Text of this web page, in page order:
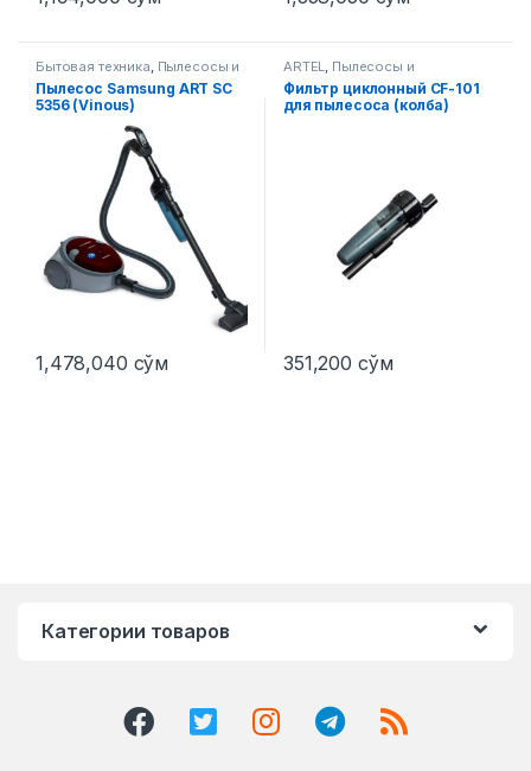
Бытовая техника, Пылесосы и
аксессуары
Пылесос Samsung ART SC
5356 (Vinous)
1,478,040 сўм
ARTEL, Пылесосы и
аксессуары
Фильтр циклонный CF-101
для пылесоса (колба)
351,200 сўм
Категории товаров